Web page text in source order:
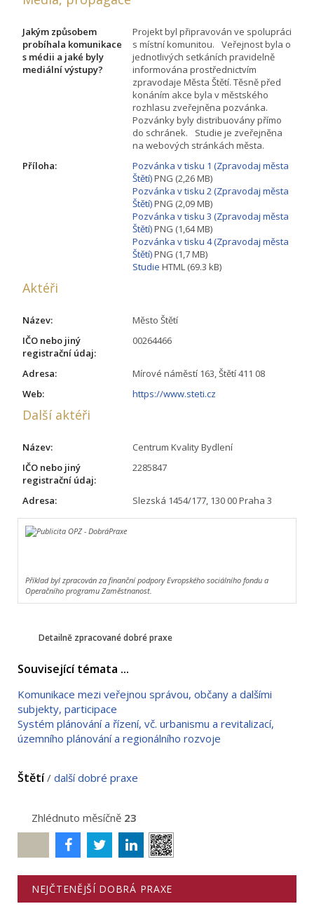
Jakým způsobem
probíhala komunikace
s médii a jaké byly
mediální výstupy?
Projekt byl připravován ve spolupráci
s místní komunitou. Veřejnost byla o
jednotlivých setkáních pravidelně
informována prostřednictvím
zpravodaje Města Štětí. Těsně před
konáním akce byla v městského
rozhlasu zveřejněna pozvánka.
Pozvánky byly distribuovány přímo
do schránek. Studie je zveřejněna
na webových stránkách města.
Příloha:
Pozvánka v tisku 1 (Zpravodaj města
Štětí)PNG (2,26 MB)
Pozvánka v tisku 2 (Zpravodaj města
Štětí)PNG (2,09 MB)
Pozvánka v tisku 3 (Zpravodaj města
Štětí)PNG (1,64 MB)
Pozvánka v tisku 4 (Zpravodaj města
Štětí)PNG (1,7 MB)
Studie HTML (69.3 kB)
Aktéři
Název:
Město Štětí
IČO nebo jiný
registrační údaj:
00264466
Adresa:
Mírové náměstí 163, Štětí 411 08
Web:
https://www.steti.cz
Další aktéři
Název:
Centrum Kvality Bydlení
IČO nebo jiný
registrační údaj:
2285847
Adresa: Slezská 1454/177, 130 00 Praha 3
Příklad byl zpracován za finanční podpory Evropského sociálního fondu a
Operačního programu Zaměstnanost.
Detailně zpracované dobré praxe
Související témata ...
Komunikace mezi veřejnou správou, občany a dalšími
subjekty, participace
Systém plánování a řízení, vč. urbanismu a revitalizací,
územního plánování a regionálního rozvoje
Štětí/ další dobré praxe
Zhlédnuto měsíčně 23
NEJČTENĚJŠÍ DOBRÁ PRAXE